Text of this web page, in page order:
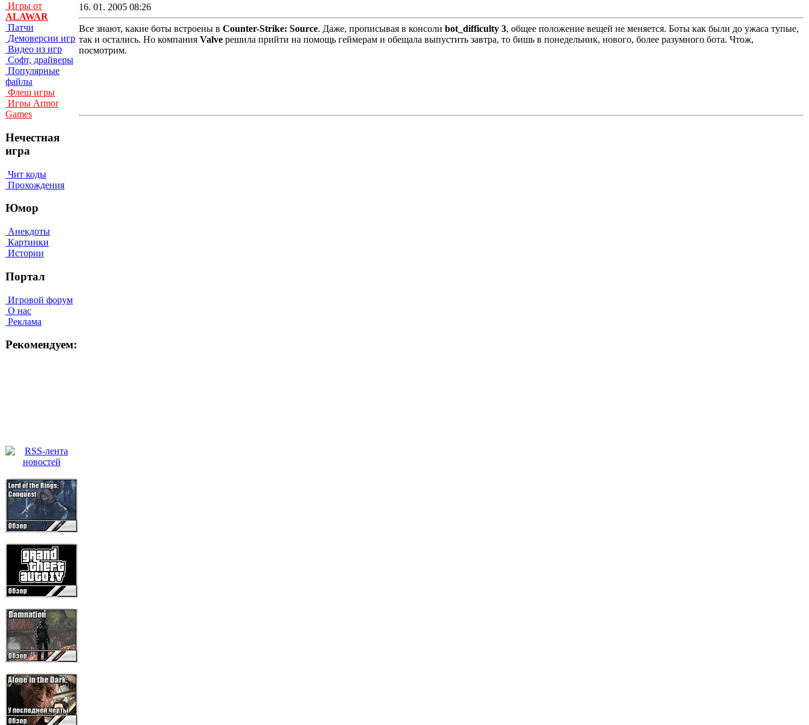
Игры от
ALAWAR
Патчи
Демоверсии игр
Видео из игр
Софт, драйверы
Популярные
файлы
Флеш игры
Игры Armor
Games
Нечестная
игра
Чит коды
Прохождения
Юмор
Анекдоты
Картинки
Истории
Портал
Игровой форум
О нас
Реклама
Рекомендуем:
16. 01. 2005 08:26
Все знают, какие боты встроены в Counter-Strike: Source. Даже, прописывая в консоли bot_difficulty 3, общее положение вещей не меняется. Боты как были до ужаса тупые,
так и остались. Но компания Valve решила прийти на помощь геймерам и обещала выпустить завтра, то бишь в понедельник, нового, более разумного бота. Чтож,
посмотрим.